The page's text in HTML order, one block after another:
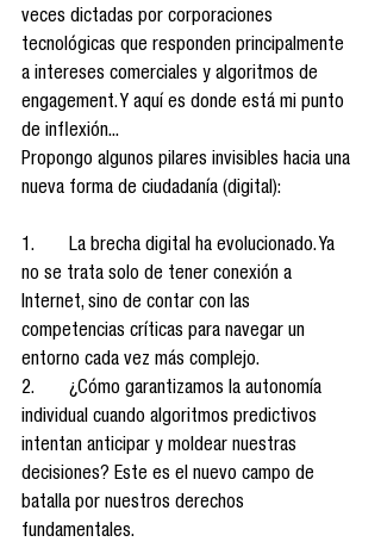
veces dictadas por corporaciones
tecnológicas que responden principalmente
a intereses comerciales y algoritmos de
engagement. Y aquí es donde está mi punto
de inflexión...
Propongo algunos pilares invisibles hacia una
nueva forma de ciudadanía (digital):
1.	La brecha digital ha evolucionado. Ya
no se trata solo de tener conexión a
Internet, sino de contar con las
competencias críticas para navegar un
entorno cada vez más complejo.
2.	¿Cómo garantizamos la autonomía
individual cuando algoritmos predictivos
intentan anticipar y moldear nuestras
decisiones? Este es el nuevo campo de
batalla por nuestros derechos
fundamentales.